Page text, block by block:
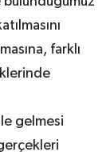
farklı
gelmesi